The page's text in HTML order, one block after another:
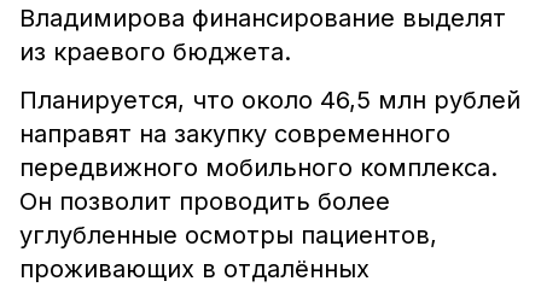
Владимирова финансирование выделят
из краевого бюджета.
Планируется, что около 46,5 млн рублей
направят на закупку современного
передвижного мобильного комплекса.
Он позволит проводить более
углубленные осмотры пациентов,
проживающих в отдалённых